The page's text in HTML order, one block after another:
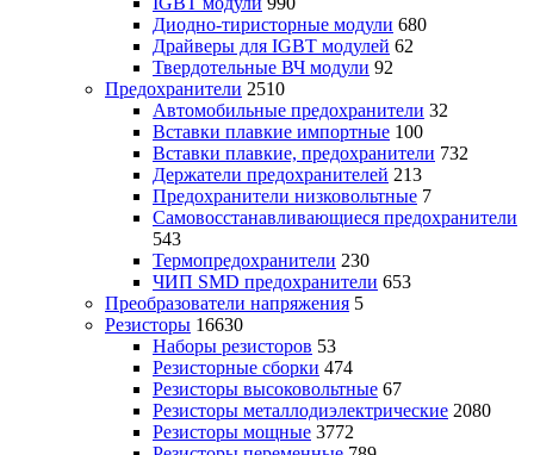
Диодно-тиристорные модули 680
Драйверы для IGBT модулей 62
Твердотельные ВЧ модули 92
Предохранители 2510
Автомобильные предохранители 32
Вставки плавкие импортные 100
Вставки плавкие, предохранители 732
Держатели предохранителей 213
Предохранители низковольтные 7
Самовосстанавливающиеся предохранители
543
Термопредохранители 230
ЧИП SMD предохранители 653
Преобразователи напряжения 5
Резисторы 16630
Наборы резисторов 53
Резисторные сборки 474
Резисторы высоковольтные 67
Резисторы металлодиэлектрические 2080
Резисторы мощные 3772